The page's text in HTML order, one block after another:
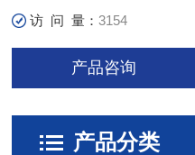
访 问 量：3154
产品咨询
产品分类